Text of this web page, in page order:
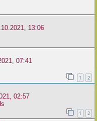
13:06
07:41
1 2
02:57
1 2